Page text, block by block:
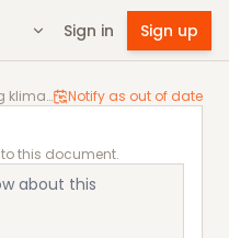
Sign in Sign up
11 Energiforbrug og klimapåvirkning Bygningsreglementets vejledning om efterisolering Notify as out of date
this document.